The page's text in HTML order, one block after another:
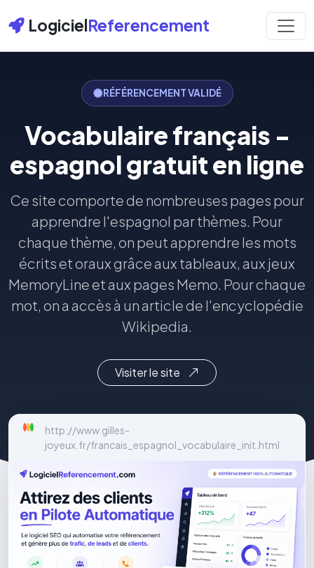
LogicielReferencement
RÉFÉRENCEMENT VALIDÉ
Vocabulaire français -
espagnol gratuit en ligne
Ce site comporte de nombreuses pages pour
apprendre l'espagnol par thèmes. Pour
chaque thème, on peut apprendre les mots
écrits et oraux grâce aux tableaux, aux jeux
MemoryLine et aux pages Memo. Pour chaque
mot, on a accès à un article de l'encyclopédie
Wikipedia.
Visiter le site
http://www.gilles-
joyeux.fr/francais_espagnol_vocabulaire_init.html